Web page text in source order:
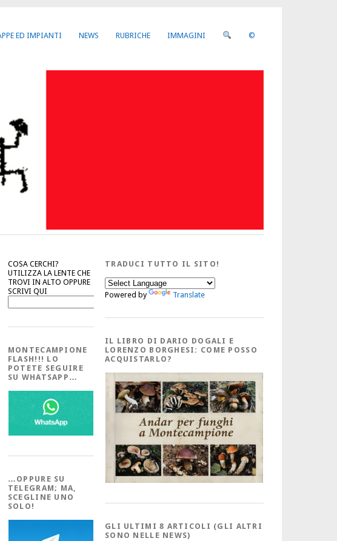
ED IMPIANTI NEWS RUBRICHE IMMAGINI ©
COSA CERCHI?
UTILIZZA LA LENTE CHE
TROVI IN ALTO OPPURE
SCRIVI QUI
Cerca
MONTECAMPIONE
FLASH!!! LO
POTETE SEGUIRE
SU WHATSAPP…
…OPPURE SU
TELEGRAM; MA,
SCEGLINE UNO
SOLO!
TRADUCI TUTTO IL SITO!
Powered by Translate
IL LIBRO DI DARIO DOGALI E
LORENZO BORGHESI: COME POSSO
ACQUISTARLO?
GLI ULTIMI 8 ARTICOLI (GLI ALTRI
SONO NELLE NEWS)